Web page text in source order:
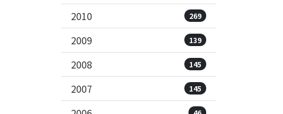
2010 269
2009 139
2008 145
2007 145